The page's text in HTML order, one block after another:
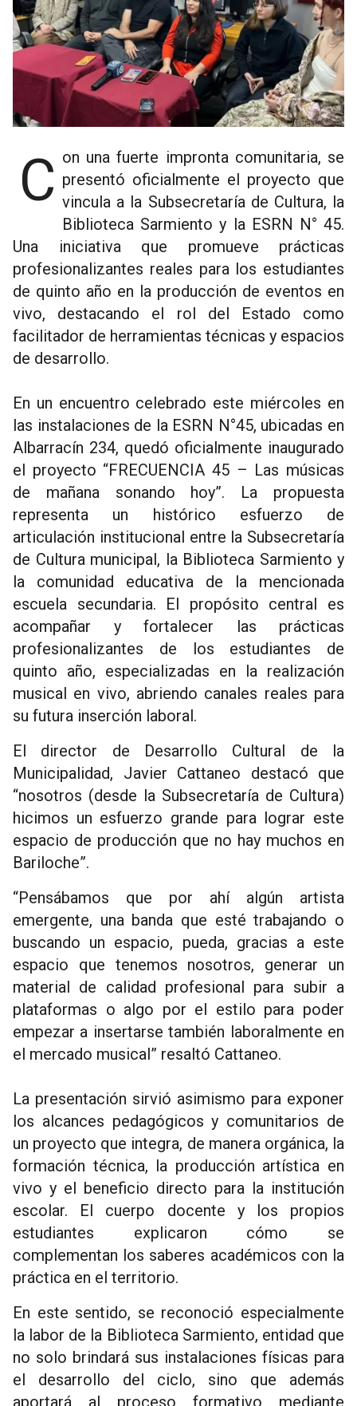
Con una fuerte impronta comunitaria, se presentó oficialmente el proyecto que
vincula a la Subsecretaría de Cultura, la
Biblioteca Sarmiento y la ESRN N° 45.
Una iniciativa que promueve prácticas
profesionalizantes reales para los estudiantes
de quinto año en la producción de eventos en
vivo, destacando el rol del Estado como
facilitador de herramientas técnicas y espacios
de desarrollo.
En un encuentro celebrado este miércoles en
las instalaciones de la ESRN N°45, ubicadas en
Albarracín 234, quedó oficialmente inaugurado
el proyecto “FRECUENCIA 45 – Las músicas
de mañana sonando hoy”. La propuesta
representa un histórico esfuerzo de
articulación institucional entre la Subsecretaría
de Cultura municipal, la Biblioteca Sarmiento y
la comunidad educativa de la mencionada
escuela secundaria. El propósito central es
acompañar y fortalecer las prácticas
profesionalizantes de los estudiantes de
quinto año, especializadas en la realización
musical en vivo, abriendo canales reales para
su futura inserción laboral.
El director de Desarrollo Cultural de la
Municipalidad, Javier Cattaneo destacó que
“nosotros (desde la Subsecretaría de Cultura)
hicimos un esfuerzo grande para lograr este
espacio de producción que no hay muchos en
Bariloche”.
“Pensábamos que por ahí algún artista
emergente, una banda que esté trabajando o
buscando un espacio, pueda, gracias a este
espacio que tenemos nosotros, generar un
material de calidad profesional para subir a
plataformas o algo por el estilo para poder
empezar a insertarse también laboralmente en
el mercado musical” resaltó Cattaneo.
La presentación sirvió asimismo para exponer
los alcances pedagógicos y comunitarios de
un proyecto que integra, de manera orgánica, la
formación técnica, la producción artística en
vivo y el beneficio directo para la institución
escolar. El cuerpo docente y los propios
estudiantes explicaron cómo se
complementan los saberes académicos con la
práctica en el territorio.
En este sentido, se reconoció especialmente
la labor de la Biblioteca Sarmiento, entidad que
no solo brindará sus instalaciones físicas para
el desarrollo del ciclo, sino que además
aportará al proceso formativo mediante